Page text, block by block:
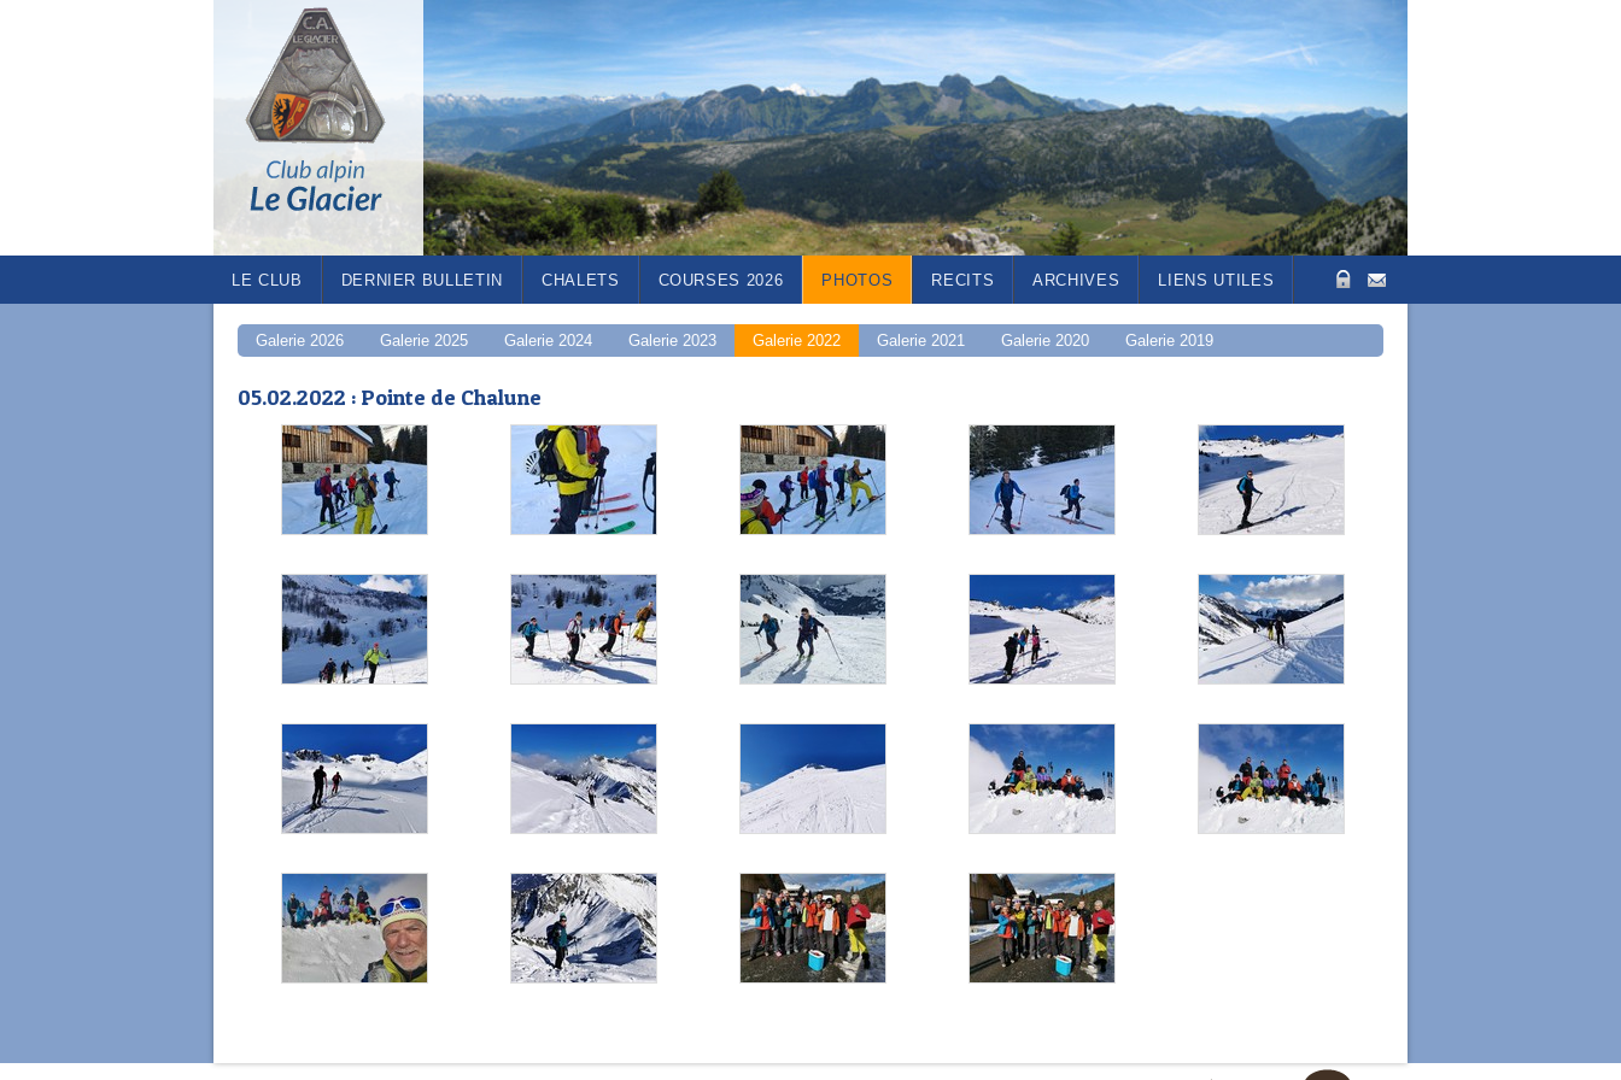
LE CLUB DERNIER BULLETIN CHALETS COURSES 2026 PHOTOS RECITS ARCHIVES LIENS UTILES
Galerie 2026 Galerie 2025 Galerie 2024 Galerie 2023 Galerie 2022 Galerie 2021 Galerie 2020 Galerie 2019
05.02.2022 : Pointe de Chalune